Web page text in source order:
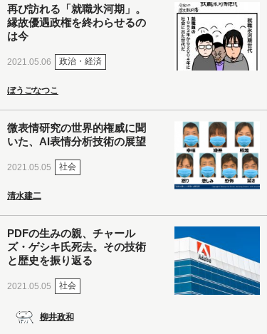
再び訪れる「就職氷河期」。
縁故優遇政権を終わらせるの
は今
2021.05.06 政治・経済
ぼうごなつこ
微表情研究の世界的権威に聞
いた、AI表情分析技術の展望
2021.05.05 社会
清水建二
PDFの生みの親、チャール
ズ・ゲシキ氏死去。その技術
と歴史を振り返る
2021.05.05 社会
柳井政和